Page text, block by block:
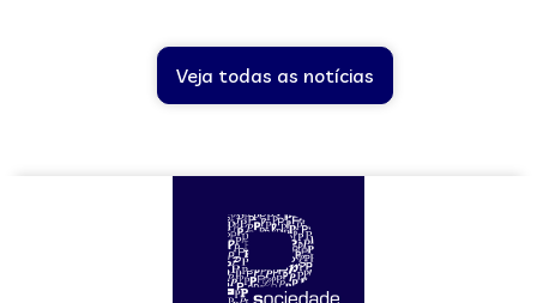
Veja todas as notícias